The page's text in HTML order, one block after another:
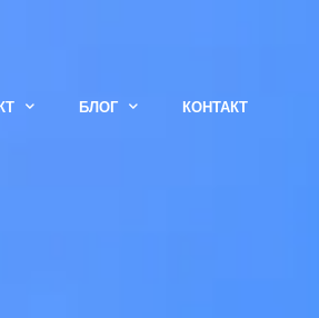
БЛОГ КОНТАКТ